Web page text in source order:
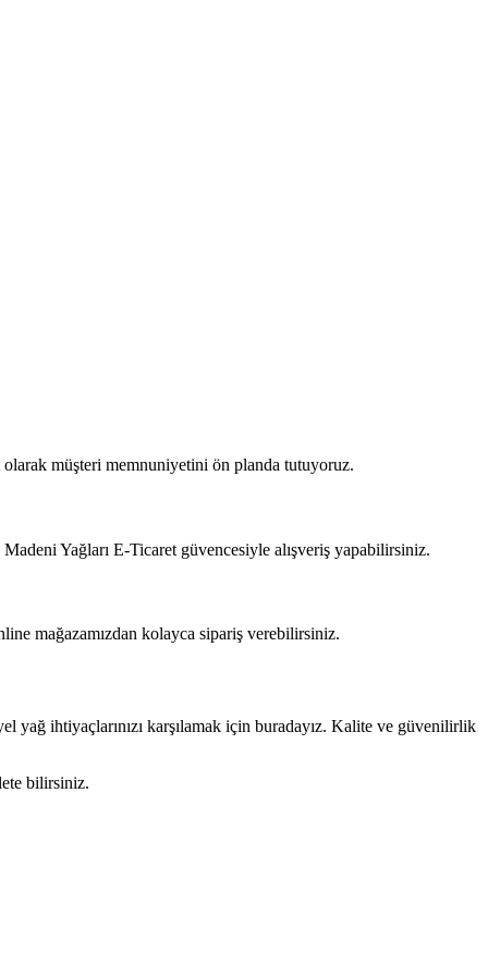
müşteri memnuniyetini ön planda tutuyoruz.
Yağları E-Ticaret güvencesiyle alışveriş yapabilirsiniz.
mağazamızdan kolayca sipariş verebilirsiniz.
yağ ihtiyaçlarınızı karşılamak için buradayız. Kalite ve güvenilirlik
bilirsiniz.